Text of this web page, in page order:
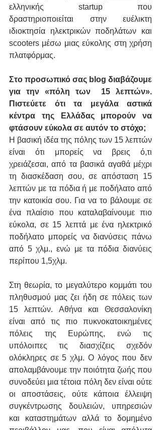
ελληνικής startup που
δραστηριοποιείται στην ευέλικτη
ιδιοκτησία ηλεκτρικών ποδηλάτων και
scooters μέσω μιας εύκολης στη χρήση
πλατφόρμας.
Στο προσωπικό σας blog διαβάζουμε
για την «πόλη των  15 λεπτών».
Πιστεύετε ότι τα μεγάλα αστικά
κέντρα της Ελλάδας μπορούν να
φτάσουν εύκολα σε αυτόν το στόχο;
Η βασική ιδέα της πόλης των 15 λεπτών
είναι ότι μπορείς να βρεις ό,τι
χρειάζεσαι, από τα βασικά αγαθά μέχρι
τη διασκέδαση σου, σε απόσταση 15
λεπτών με τα πόδια ή με ποδήλατο από
την κατοικία σου. Για να το βάλουμε σε
ένα πλαίσιο που καταλαβαίνουμε πιο
εύκολα, σε 15 λεπτά με ένα ηλεκτρικό
ποδήλατο μπορείς να διανύσεις πάνω
από 5 χλμ., ενώ με τα πόδια διανύεις
περίπου 1,5χλμ.
Στη θεωρία, το μεγαλύτερο κομμάτι του
πληθυσμού μας ζει ήδη σε πόλεις των
15 λεπτών. Αθήνα και Θεσσαλονίκη
είναι από τις πιο πυκνοκατοικημένες
πόλεις της Ευρώπης, ενώ τις
υπόλοιπες τις διασχίζεις σχεδόν
ολόκληρες σε 5 χλμ. Ο λόγος που δεν
απολαμβάνουμε την ποιότητα ζωής που
συνοδεύει μια τέτοια πόλη δεν είναι ούτε
οι αποστάσεις, ούτε κάποια έλλειψη
συγκέντρωσης δουλειών, υπηρεσιών
και καταστημάτων αλλά το δομημένο